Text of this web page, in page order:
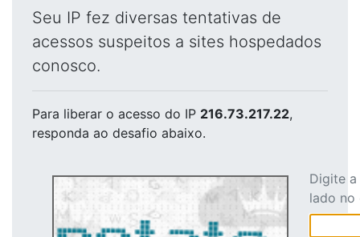
Seu IP fez diversas tentativas de
acessos suspeitos a sites hospedados
conosco.
Para liberar o acesso do IP 216.73.217.22,
responda ao desafio abaixo.
Digite
lado no